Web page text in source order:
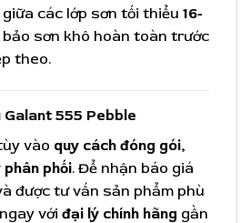
các lớp sơn tối thiểu 16-
sơn khô hoàn toàn trước
theo.
Galant 555 Pebble
vào quy cách đóng gói,
phối. Để nhận báo giá
được tư vấn sản phẩm phù
với đại lý chính hãng gần